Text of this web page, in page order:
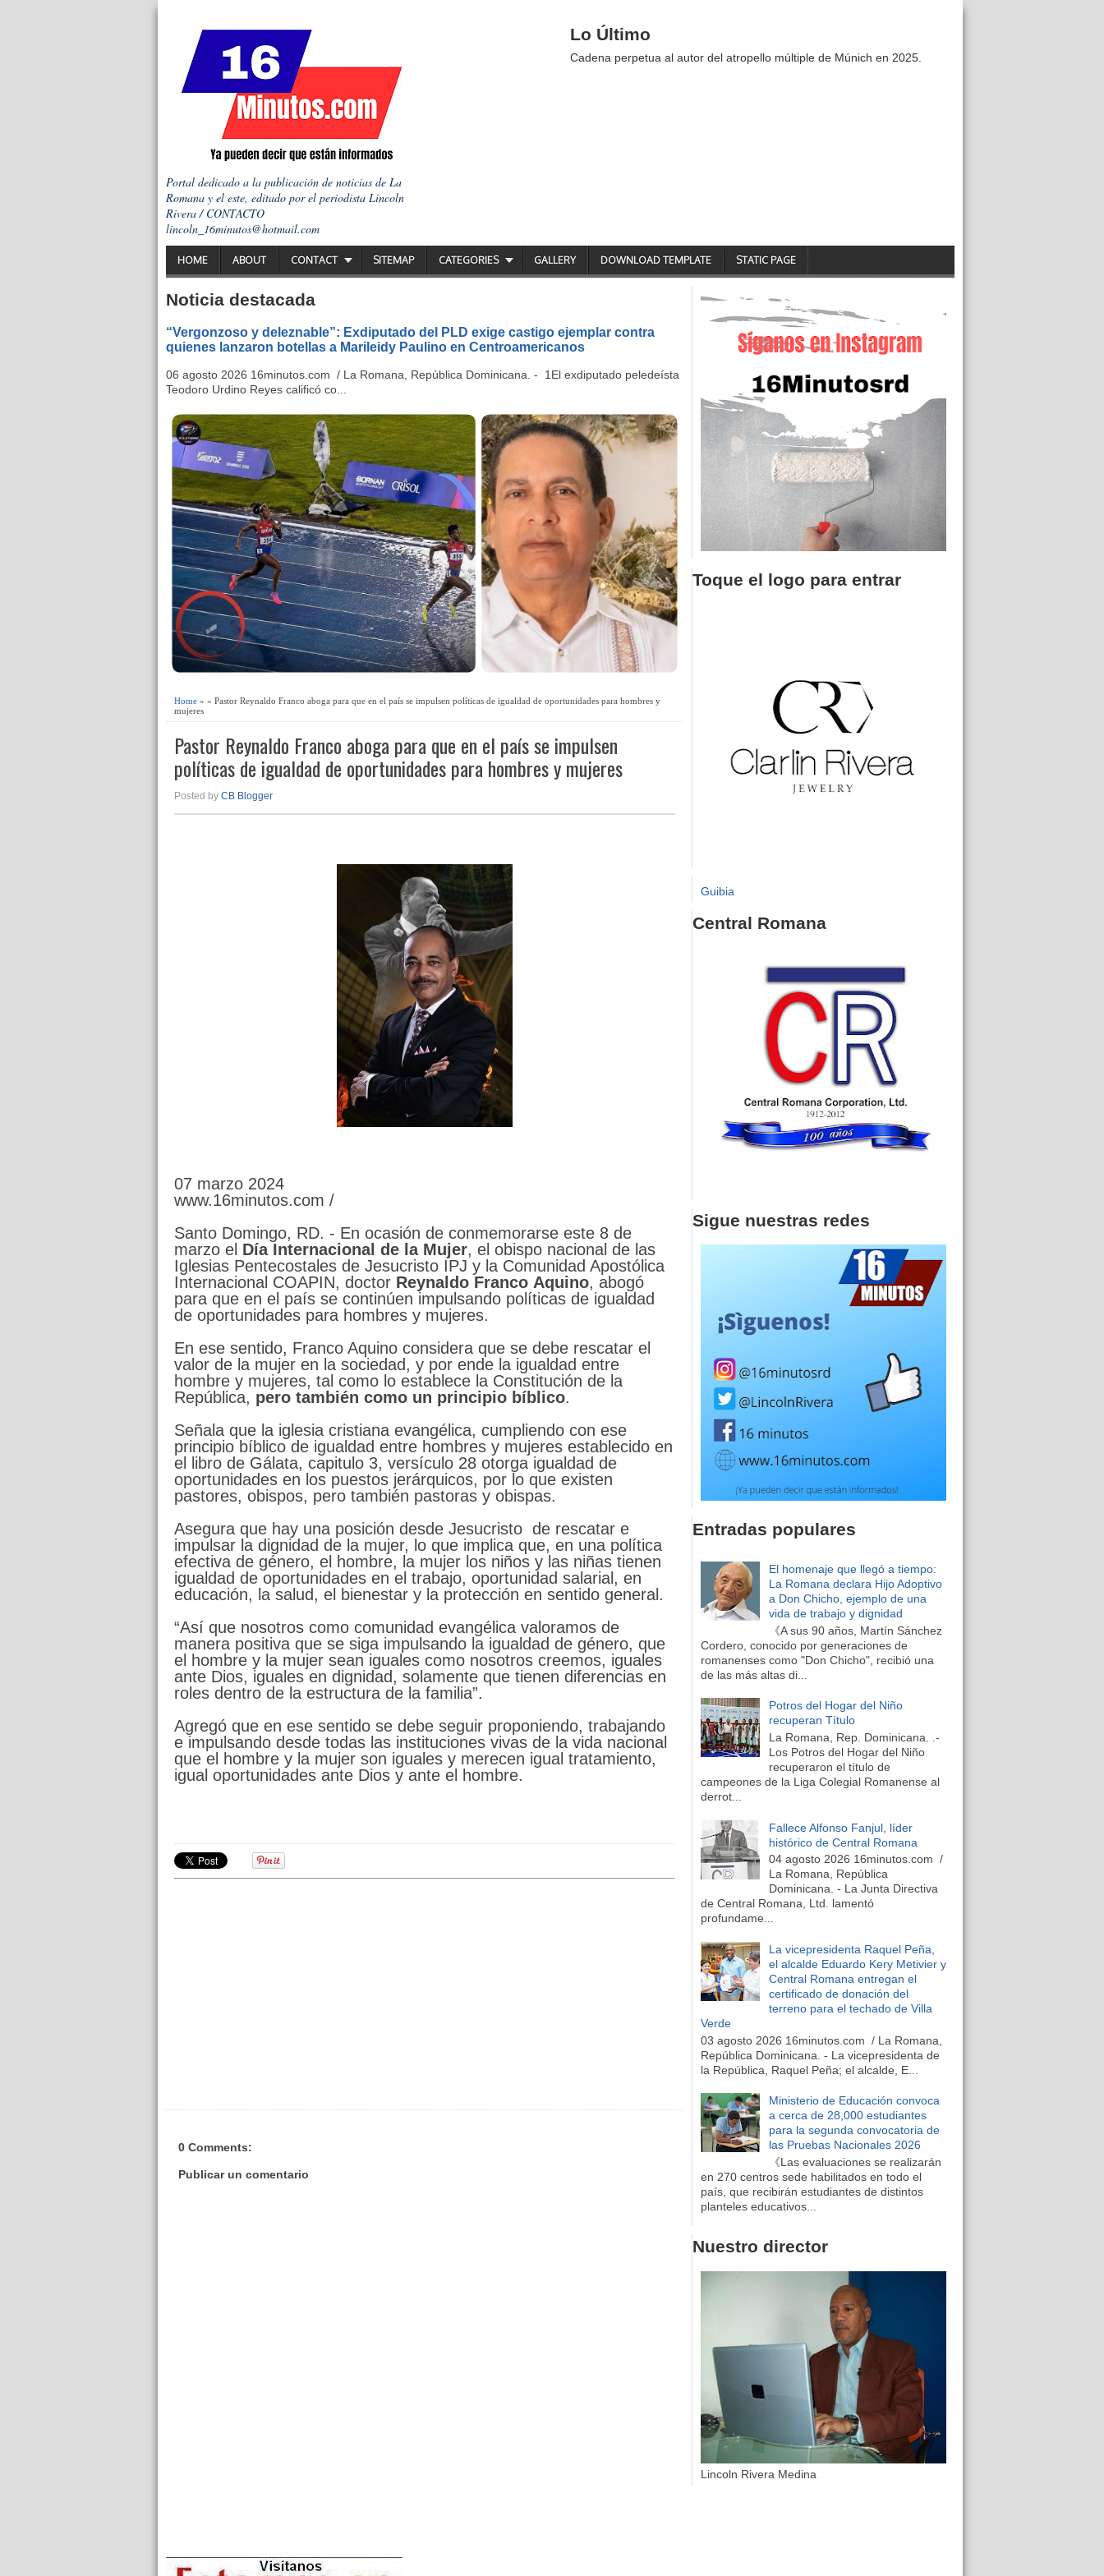
Portal dedicado a la publicación de noticias de La
Romana y el este, editado por el periodista Lincoln
Rivera / CONTACTO
lincoln_16minutos@hotmail.com
Lo Último
Cadena perpetua al autor del atropello múltiple de Múnich en 2025.
HOME ABOUT CONTACT SITEMAP CATEGORIES GALLERY DOWNLOAD TEMPLATE STATIC PAGE
Noticia destacada
“Vergonzoso y deleznable”: Exdiputado del PLD exige castigo ejemplar contra
quienes lanzaron botellas a Marileidy Paulino en Centroamericanos
06 agosto 2026 16minutos.com / La Romana, República Dominicana. - 1El exdiputado peledeísta
Teodoro Urdino Reyes calificó co...
Home » » Pastor Reynaldo Franco aboga para que en el país se impulsen políticas de igualdad de oportunidades para hombres y
mujeres
Pastor Reynaldo Franco aboga para que en el país se impulsen
políticas de igualdad de oportunidades para hombres y mujeres
Posted by CB Blogger
07 marzo 2024
www.16minutos.com /
Santo Domingo, RD. - En ocasión de conmemorarse este 8 de
marzo el Día Internacional de la Mujer, el obispo nacional de las
Iglesias Pentecostales de Jesucristo IPJ y la Comunidad Apostólica
Internacional COAPIN, doctor Reynaldo Franco Aquino, abogó
para que en el país se continúen impulsando políticas de igualdad
de oportunidades para hombres y mujeres.
En ese sentido, Franco Aquino considera que se debe rescatar el
valor de la mujer en la sociedad, y por ende la igualdad entre
hombre y mujeres, tal como lo establece la Constitución de la
República, pero también como un principio bíblico.
Señala que la iglesia cristiana evangélica, cumpliendo con ese
principio bíblico de igualdad entre hombres y mujeres establecido en
el libro de Gálata, capitulo 3, versículo 28 otorga igualdad de
oportunidades en los puestos jerárquicos, por lo que existen
pastores, obispos, pero también pastoras y obispas.
Asegura que hay una posición desde Jesucristo de rescatar e
impulsar la dignidad de la mujer, lo que implica que, en una política
efectiva de género, el hombre, la mujer los niños y las niñas tienen
igualdad de oportunidades en el trabajo, oportunidad salarial, en
educación, la salud, el bienestar y la protección en sentido general.
“Así que nosotros como comunidad evangélica valoramos de
manera positiva que se siga impulsando la igualdad de género, que
el hombre y la mujer sean iguales como nosotros creemos, iguales
ante Dios, iguales en dignidad, solamente que tienen diferencias en
roles dentro de la estructura de la familia”.
Agregó que en ese sentido se debe seguir proponiendo, trabajando
e impulsando desde todas las instituciones vivas de la vida nacional
que el hombre y la mujer son iguales y merecen igual tratamiento,
igual oportunidades ante Dios y ante el hombre.
0 Comments:
Publicar un comentario
Toque el logo para entrar
Guibia
Central Romana
Sigue nuestras redes
Entradas populares
El homenaje que llegó a tiempo:
La Romana declara Hijo Adoptivo
a Don Chicho, ejemplo de una
vida de trabajo y dignidad
《A sus 90 años, Martín Sánchez
Cordero, conocido por generaciones de
romanenses como "Don Chicho", recibió una
de las más altas di...
Potros del Hogar del Niño
recuperan Título
La Romana, Rep. Dominicana. .-
Los Potros del Hogar del Niño
recuperaron el título de
campeones de la Liga Colegial Romanense al
derrot...
Fallece Alfonso Fanjul, líder
histórico de Central Romana
04 agosto 2026 16minutos.com /
La Romana, República
Dominicana. - La Junta Directiva
de Central Romana, Ltd. lamentó
profundame...
La vicepresidenta Raquel Peña,
el alcalde Eduardo Kery Metivier y
Central Romana entregan el
certificado de donación del
terreno para el techado de Villa
Verde
03 agosto 2026 16minutos.com / La Romana,
República Dominicana. - La vicepresidenta de
la República, Raquel Peña; el alcalde, E...
Ministerio de Educación convoca
a cerca de 28,000 estudiantes
para la segunda convocatoria de
las Pruebas Nacionales 2026
《Las evaluaciones se realizarán
en 270 centros sede habilitados en todo el
país, que recibirán estudiantes de distintos
planteles educativos...
Nuestro director
Lincoln Rivera Medina